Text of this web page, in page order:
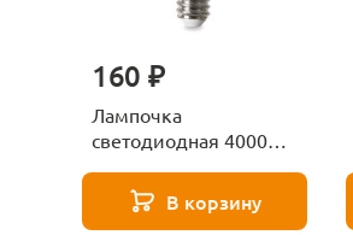
160 ₽
Лампочка
светодиодная 4000К
271 8585В корзину